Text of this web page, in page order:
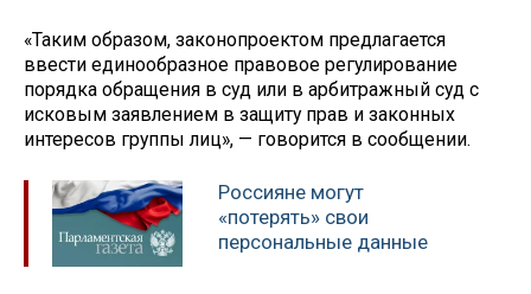
«Таким образом, законопроектом предлагается
ввести единообразное правовое регулирование
порядка обращения в суд или в арбитражный суд с
исковым заявлением в защиту прав и законных
интересов группы лиц», — говорится в сообщении.
Россияне могут
«потерять» свои
персональные данные